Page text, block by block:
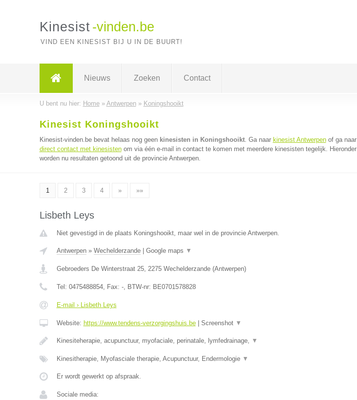
Kinesist -vinden.be
VIND EEN KINESIST BIJ U IN DE BUURT!
Nieuws Zoeken Contact
U bent nu hier: Home» Antwerpen» Koningshooikt
Kinesist Koningshooikt
Kinesist-vinden.be bevat helaas nog geen kinesisten in Koningshooikt. Ga naar kinesist Antwerpenof ga naar
direct contact met kinesistenom via één e-mail in contact te komen met meerdere kinesisten tegelijk. Hieronder
worden nu resultaten getoond uit de provincie Antwerpen.
1 2 3 4 » »»
Lisbeth Leys
Niet gevestigd in de plaats Koningshooikt, maar wel in de provincie Antwerpen.
Antwerpen» Wechelderzande| Google maps ▼
Gebroeders De Winterstraat 25, 2275 Wechelderzande(Antwerpen)
Tel: 0475488854, Fax: -, BTW-nr: BE0701578828
E-mail › Lisbeth Leys
Website: https://www.tendens-verzorgingshuis.be| Screenshot ▼
Kinesiteherapie, acupunctuur, myofaciale, perinatale, lymfedrainage, ▼
Kinesitherapie, Myofasciale therapie, Acupunctuur, Endermologie ▼
Er wordt gewerkt op afspraak.
Sociale media: